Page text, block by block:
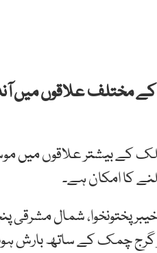
علاقوں میں
بیشتر علاقوں میں
کا امکان ہے۔
پختونخوا، شمال مشرقی
گرج چمک کے ساتھ بارش